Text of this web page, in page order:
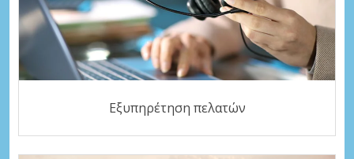
Εξυπηρέτηση πελατών